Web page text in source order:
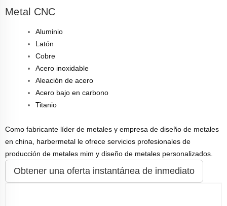
Metal CNC
Aluminio
Latón
Cobre
Acero inoxidable
Aleación de acero
Acero bajo en carbono
Titanio
Como fabricante líder de metales y empresa de diseño de metales
en china, harbermetal le ofrece servicios profesionales de
producción de metales mim y diseño de metales personalizados.
Obtener una oferta instantánea de inmediato